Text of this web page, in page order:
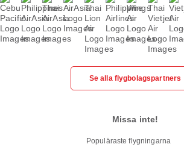
Se alla flygbolagspartners
Missa inte!
Populäraste flygningarna